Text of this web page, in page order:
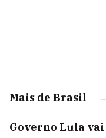
Mais de Brasil
Governo Lula